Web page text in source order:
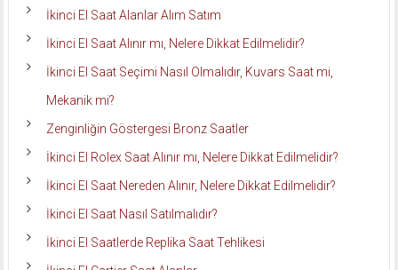
İkinci El Saat Alanlar Alım Satım
İkinci El Saat Alınır mı, Nelere Dikkat Edilmelidir?
İkinci El Saat Seçimi Nasıl Olmalıdır, Kuvars Saat mi,
Mekanik mi?
Zenginliğin Göstergesi Bronz Saatler
İkinci El Rolex Saat Alınır mı, Nelere Dikkat Edilmelidir?
İkinci El Saat Nereden Alınır, Nelere Dikkat Edilmelidir?
İkinci El Saat Nasıl Satılmalıdır?
İkinci El Saatlerde Replika Saat Tehlikesi